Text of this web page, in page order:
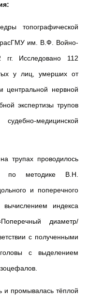
топографической
им. В.Ф. Войно-
гг. Исследовано 112
у лиц, умерших от
центральной нервной
экспертизы трупов
медицинской
трупах проводилось
по методике В.Н.
и поперечного
индекса
диаметр/
с полученными
с выделением
и промывалась тёплой